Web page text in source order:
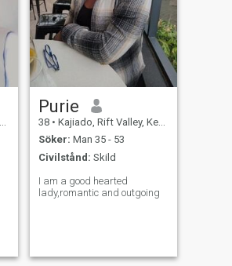
Purie
38 • Kajiado, Rift Valley, Kenya
Söker: Man 35 - 53
Civilstånd: Skild
I am a good hearted
lady,romantic and outgoing